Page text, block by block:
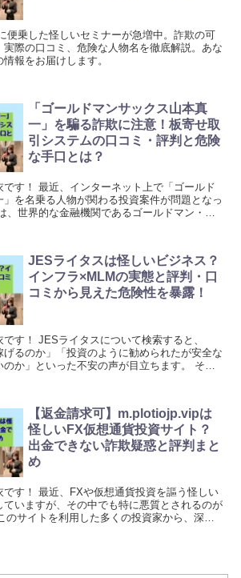
便乗した怪しいセミナーが急増中。詐欺の可
際の口コミ、危険な人物名を徹底解説。あな
報をお届けします。
「ゴールドマンサックス山本真
一」を騙る詐欺に注意！板寄せ取
引システムの口コミ・評判と危険
な手口とは？
です！ 最近、インターネット上で「ゴールド
を名乗る人物が関わる投資案件が問題となっ
、世界的な金融機関であるゴールドマン・サ
JESライタスは怪しいビジネス？
インフラ×MLMの実態と評判・口
コミから見えた危険性を暴露！
す！ JESライタスについて検索すると、
げるのか」「投資のように勧められたが安全な
か」といった不安の声が目立ちます。 その
【返金請求可】m.plotiojp.vipは
怪しいFX仮想通貨投資サイト？
出金できない詐欺疑惑と評判まと
め
です！ 最近、FXや仮想通貨投資を謳う怪しい
いますが、その中でも特に悪質とされるのが
のサイトを利用した多くの投資家から、深刻